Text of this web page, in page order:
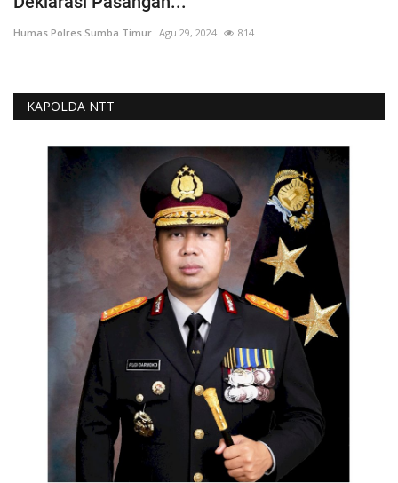
Humas Polres Sumba Timur Agu 29, 2024 814
KAPOLDA NTT